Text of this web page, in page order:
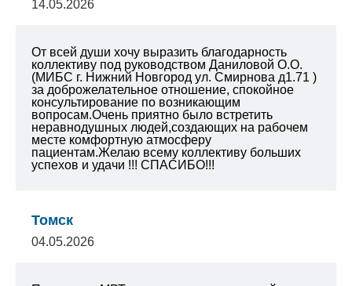
14.05.2026
От всей души хочу выразить благодарность
коллективу под руководством Даниловой О.О.
(МИБС г. Нижний Новгород ул. Смирнова д1.71 )
за доброжелательное отношение, спокойное
консультирование по возникающим
вопросам.Очень приятно было встретить
неравнодушных людей,создающих на рабочем
месте комфортную атмосферу
пациентам.Желаю всему коллективу больших
успехов и удачи !!! СПАСИБО!!!
Томск
04.05.2026